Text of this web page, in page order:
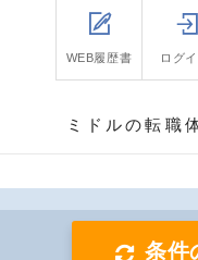
WEB履歴書 ログ
ミドルの転職
条件